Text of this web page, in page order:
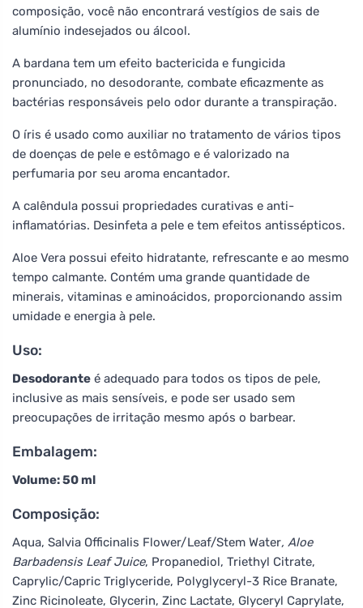
composição, você não encontrará vestígios de sais de
alumínio indesejados ou álcool.
A bardana tem um efeito bactericida e fungicida
pronunciado, no desodorante, combate eficazmente as
bactérias responsáveis pelo odor durante a transpiração.
O íris é usado como auxiliar no tratamento de vários tipos
de doenças de pele e estômago e é valorizado na
perfumaria por seu aroma encantador.
A calêndula possui propriedades curativas e anti-
inflamatórias. Desinfeta a pele e tem efeitos antissépticos.
Aloe Vera possui efeito hidratante, refrescante e ao mesmo
tempo calmante. Contém uma grande quantidade de
minerais, vitaminas e aminoácidos, proporcionando assim
umidade e energia à pele.
Uso:
Desodorante é adequado para todos os tipos de pele,
inclusive as mais sensíveis, e pode ser usado sem
preocupações de irritação mesmo após o barbear.
Embalagem:
Volume: 50 ml
Composição:
Aqua, Salvia Officinalis Flower/Leaf/Stem Water, Aloe
Barbadensis Leaf Juice, Propanediol, Triethyl Citrate,
Caprylic/Capric Triglyceride, Polyglyceryl-3 Rice Branate,
Zinc Ricinoleate, Glycerin, Zinc Lactate, Glyceryl Caprylate,